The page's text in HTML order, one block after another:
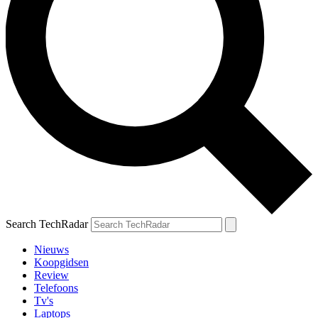
Search TechRadar
Nieuws
Koopgidsen
Review
Telefoons
Tv's
Laptops